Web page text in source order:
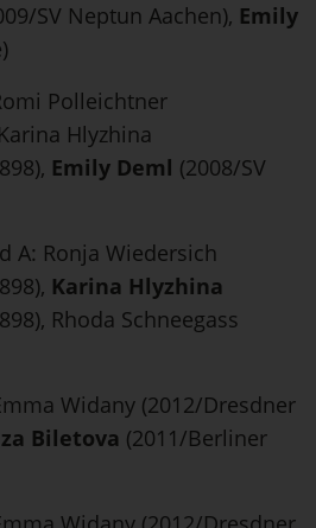
SV Neptun Aachen), Emily
Polleichtner
Hlyzhina
Emily Deml (2008/SV
A: Ronja Wiedersich
Karina Hlyzhina
Rhoda Schneegass
Widany (2012/Dresdner
Biletova (2011/Berliner